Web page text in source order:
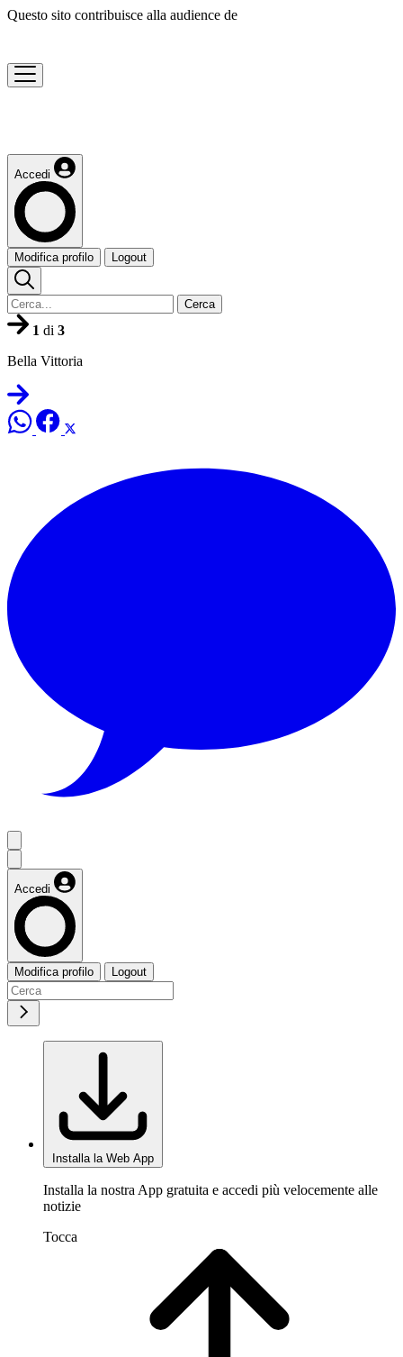
Questo sito contribuisce alla audience de
Accedi
Modifica profilo Logout
Cerca
1 di 3
Bella Vittoria
Accedi
Modifica profilo Logout
Installa la Web App
Installa la nostra App gratuita e accedi più velocemente alle
notizie
Tocca